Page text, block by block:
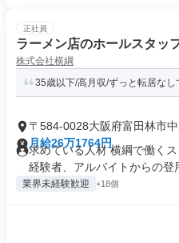
正社員
ラーメン店のホールスタッ
株式会社横綱
35歳以下/高月収/ずっと転居な
〒584-0028大阪府富田林市
月給26万1764円
求めている人材 横綱で働く
経験者、アルバイトからの登
業界未経験歓迎 +18個